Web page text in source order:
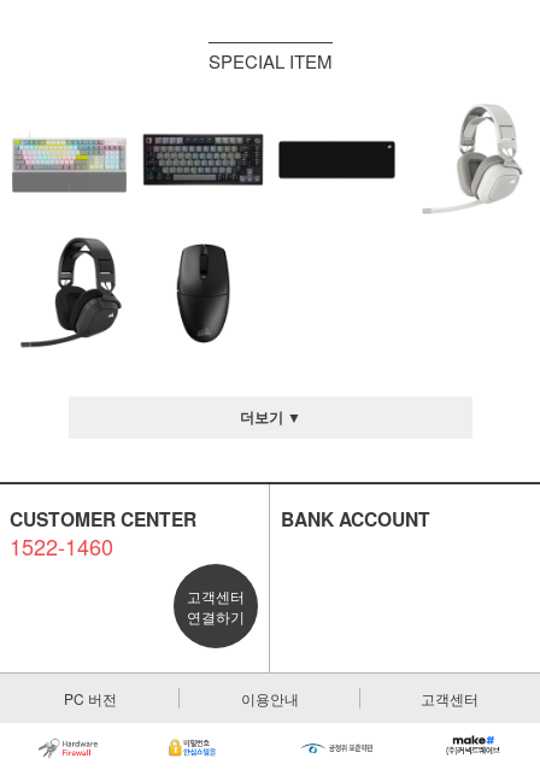
SPECIAL ITEM
더보기 ▼
CUSTOMER CENTER
1522-1460
고객센터
연결하기
BANK ACCOUNT
PC 버전 이용안내 고객센터